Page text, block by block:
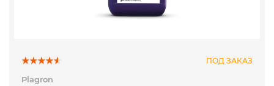
ПОД ЗАКАЗ
Plagron